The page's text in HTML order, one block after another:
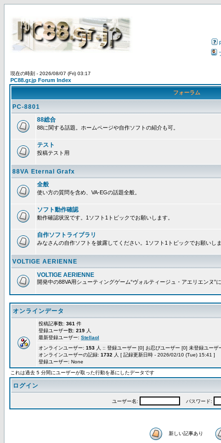
現在の時刻 - 2026/08/07 (Fri) 03:17
PC88.gr.jp Forum Index
フォーラム
PC-8801
88総合
88に関する話題。ホームページや自作ソフトの紹介も可。
テスト
投稿テスト用
88VA Eternal Grafx
全般
使い方の質問を含め、VA-EGの話題全般。
ソフト動作確認
動作確認状況です。1ソフト1トピックでお願いします。
自作ソフトライブラリ
みなさんの自作ソフトを披露してください。1ソフト1トピックでお願いし
VOLTIGE AERIENNE
VOLTIGE AERIENNE
開発中の88VA用シューティングゲーム“ヴォルティージュ・アエリエンヌ”
オンラインデータ
投稿記事数: 361 件
登録ユーザー数: 219 人
最新登録ユーザー: Stellaol
オンラインユーザー: 153 人 :: 登録ユーザー [0] お忍びユーザー [0] 未登録ユー
オンラインユーザーの記録: 1732 人 [ 記録更新日時 - 2026/02/10 (Tue) 15:41 ]
登録ユーザー: None
これは過去 5 分間にユーザーが取った行動を基にしたデータです
ログイン
ユーザー名: パスワード:
新しい記事あり